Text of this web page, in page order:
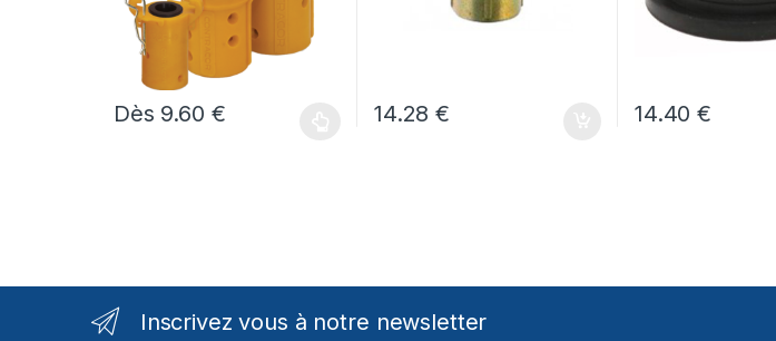
Dès 9.60 € 14.28€ 14.40€
Inscrivez vous à notre newsletter